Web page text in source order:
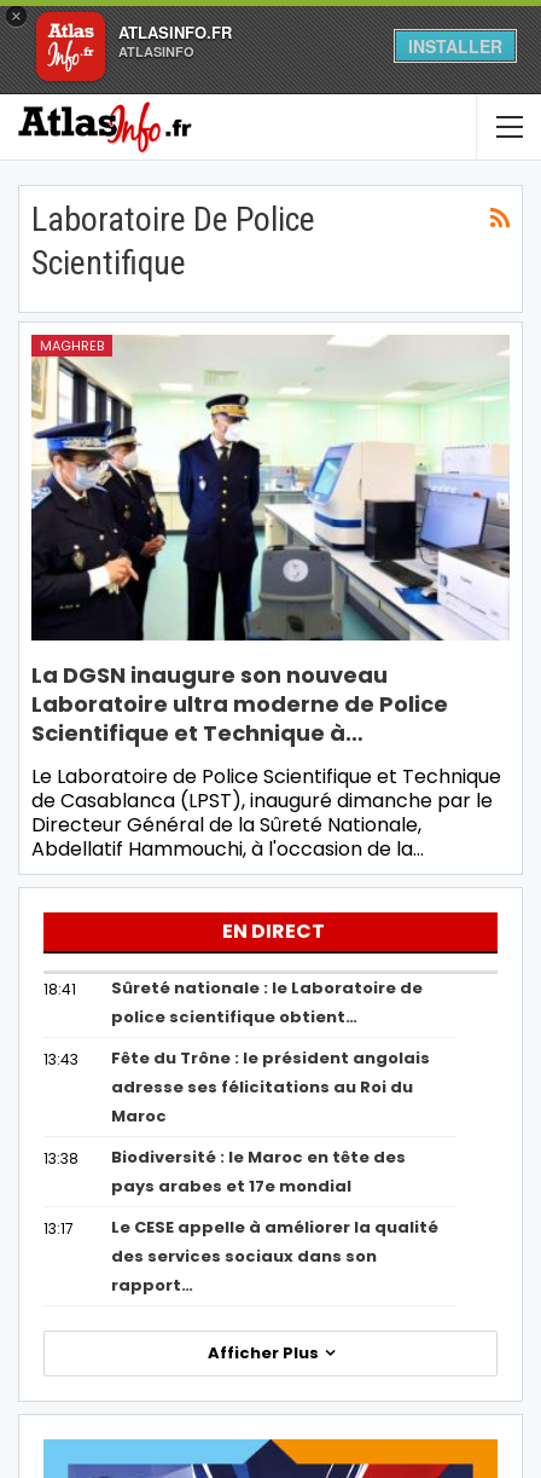
×
ATLASINFO.FR
ATLASINFO INSTALLER
Laboratoire De Police
Scientifique
MAGHREB
La DGSN inaugure son nouveau
Laboratoire ultra moderne de Police
Scientifique et Technique à…
Le Laboratoire de Police Scientifique et Technique
de Casablanca (LPST), inauguré dimanche par le
Directeur Général de la Sûreté Nationale,
Abdellatif Hammouchi, à l'occasion de la…
EN DIRECT
18:41
Sûreté nationale : le Laboratoire de
police scientifique obtient…
13:43
Fête du Trône : le président angolais
adresse ses félicitations au Roi du
Maroc
13:38
Biodiversité : le Maroc en tête des
pays arabes et 17e mondial
13:17
Le CESE appelle à améliorer la qualité
des services sociaux dans son
rapport…
Afficher Plus